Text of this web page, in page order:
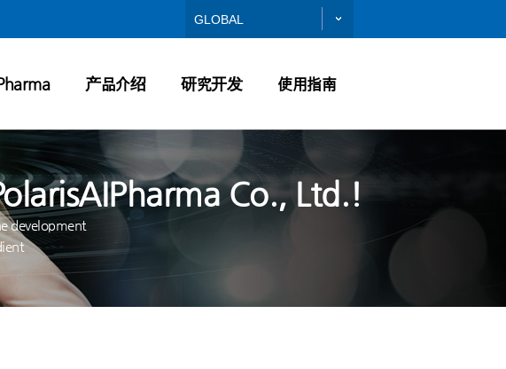
GLOBAL
产品介绍 研究开发 使用指南
Co., Ltd.!
development